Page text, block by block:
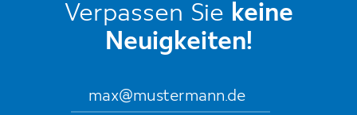
Verpassen Sie keine
Neuigkeiten!